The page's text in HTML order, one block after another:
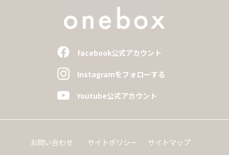
facebook公式アカウント
Instagramをフォローする
Youtube公式アカウント
お問い合わせ サイトポリシー サイトマップ